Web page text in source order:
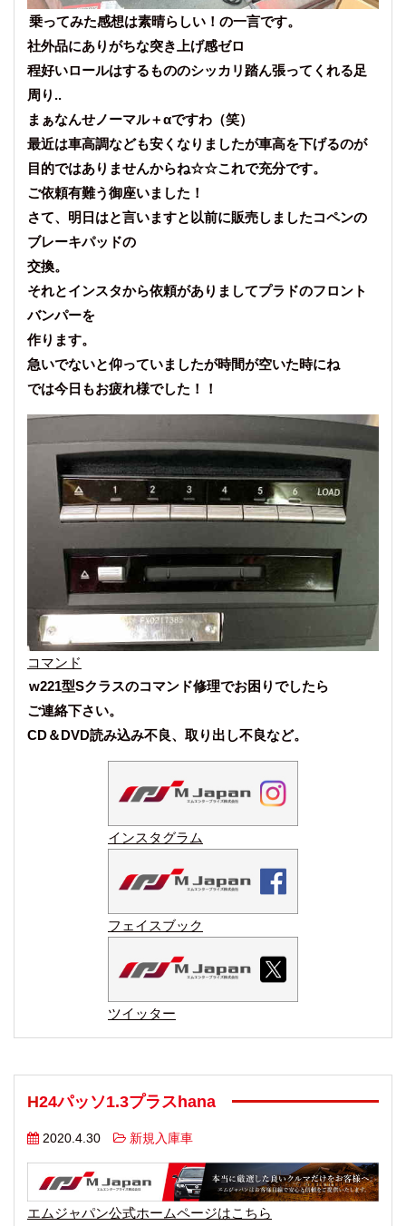
乗ってみた感想は素晴らしい！の一言です。
社外品にありがちな突き上げ感ゼロ
程好いロールはするもののシッカリ踏ん張ってくれる足
周り..
まぁなんせノーマル＋αですわ（笑）
最近は車高調なども安くなりましたが車高を下げるのが
目的ではありませんからね☆☆これで充分です。
ご依頼有難う御座いました！
さて、明日はと言いますと以前に販売しましたコペンの
ブレーキパッドの
交換。
それとインスタから依頼がありましてプラドのフロント
バンパーを
作ります。
急いでないと仰っていましたが時間が空いた時にね
では今日もお疲れ様でした！！
コマンド
w221型Sクラスのコマンド修理でお困りでしたら
ご連絡下さい。
CD＆DVD読み込み不良、取り出し不良など。
インスタグラム
フェイスブック
ツイッター
H24パッソ1.3プラスhana
2020.4.30 新規入庫車
エムジャパン公式ホームページはこちら